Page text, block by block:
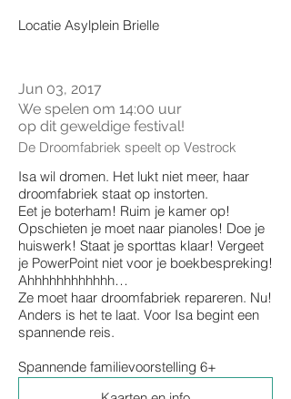
Locatie Asylplein Brielle
Jun 03, 2017
We spelen om 14:00 uur
op dit geweldige festival!
De Droomfabriek speelt op Vestrock
​Isa wil dromen. Het lukt niet meer, haar
droomfabriek staat op instorten.
Eet je boterham! Ruim je kamer op!
Opschieten je moet naar pianoles! Doe je
huiswerk! Staat je sporttas klaar! Vergeet
je PowerPoint niet voor je boekbespreking!
Ahhhhhhhhhhhh…
Ze moet haar droomfabriek repareren. Nu!
Anders is het te laat. Voor Isa begint een
spannende reis.
Spannende familievoorstelling 6+